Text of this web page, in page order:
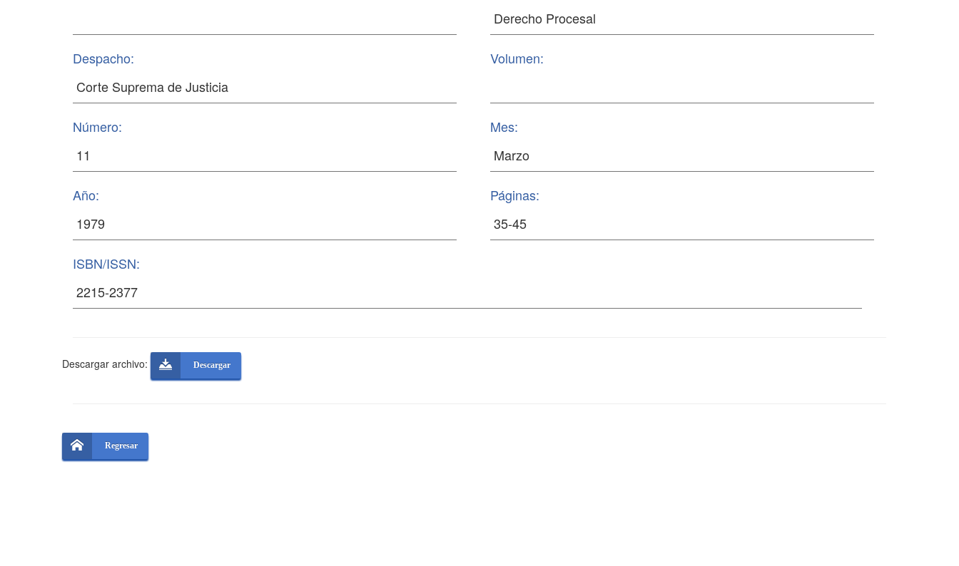
Despacho: Volumen:
Número: Mes:
Año: Páginas:
ISBN/ISSN:
Descargar archivo: Descargar
Regresar